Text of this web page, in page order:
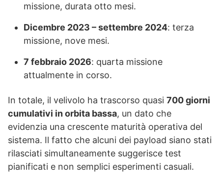
missione, durata otto mesi.
Dicembre 2023 – settembre 2024: terza
missione, nove mesi.
7 febbraio 2026: quarta missione
attualmente in corso.
In totale, il velivolo ha trascorso quasi 700 giorni
cumulativi in orbita bassa, un dato che
evidenzia una crescente maturità operativa del
sistema. Il fatto che alcuni dei payload siano stati
rilasciati simultaneamente suggerisce test
pianificati e non semplici esperimenti casuali.